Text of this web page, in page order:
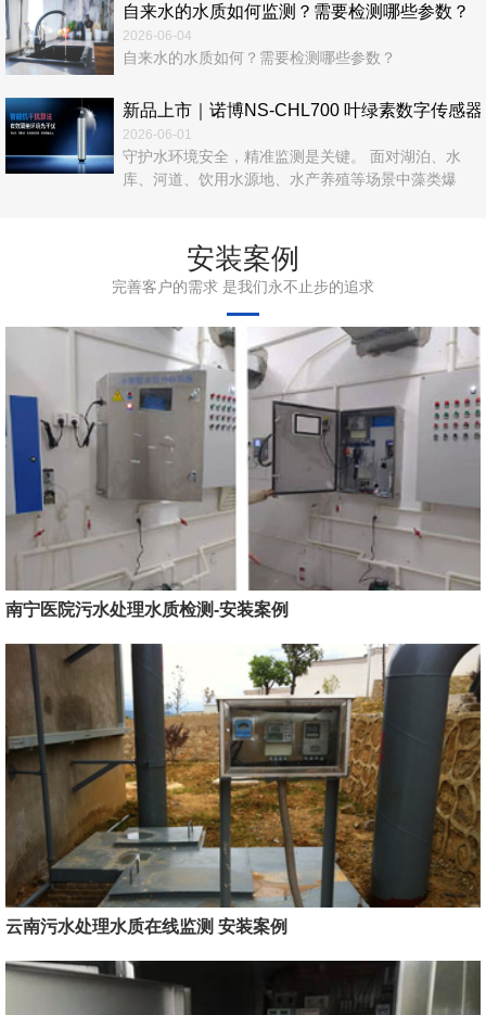
自来水的水质如何监测？需要检测哪些参数？
2026-06-04
自来水的水质如何？需要检测哪些参数？
新品上市｜诺博NS‑CHL700 叶绿素数字传感
2026-06-01
守护水环境安全，精准监测是关键。 面对湖泊、水
库、河道、饮用水源地、水产养殖等场景中藻类爆
时在线管控需求。 诺博仪器自主研发，NS‑CHL700
叶绿素数字传感器正式上市！以光学荧光法为核心，
无试剂、无污染、高精度、易集成，为水体叶绿素a在
线监测提供一站式解决方案。 ...
安装案例
完善客户的需求 是我们永不止步的追求
南宁医院污水处理水质检测-安装案例
云南污水处理水质在线监测 安装案例